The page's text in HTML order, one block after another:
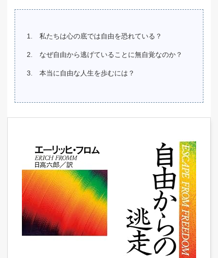
私たちは心の底では自由を恐れている？
なぜ自由から逃げていることに無自覚なのか？
本当に自由な人生を歩むには？